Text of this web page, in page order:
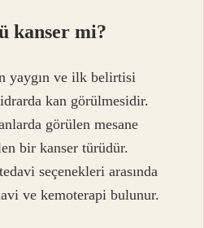
kanser mi?
yaygın ve ilk belirtisi
kan görülmesidir.
görülen mesane
bir kanser türüdür.
seçenekleri arasında
ve kemoterapi bulunur.